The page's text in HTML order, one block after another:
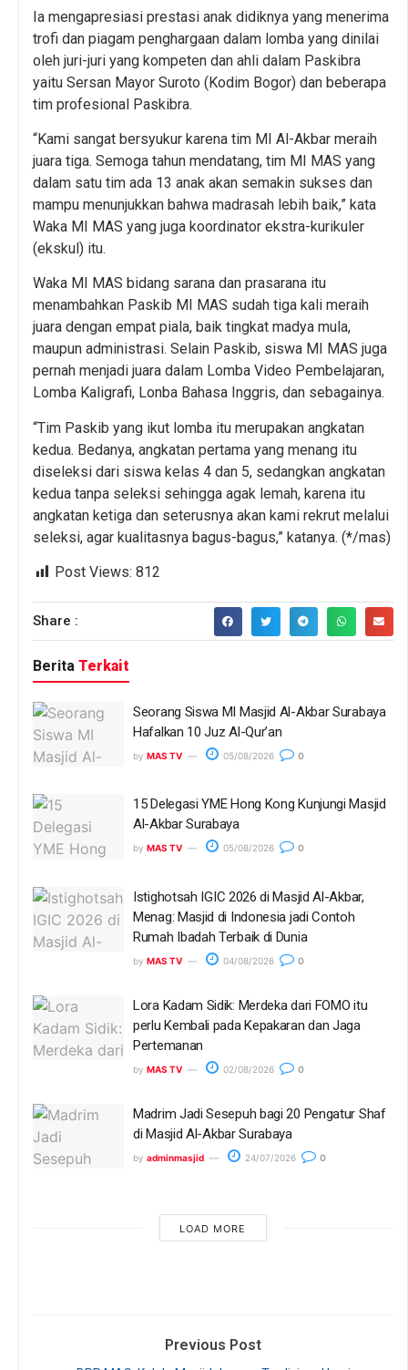
Ia mengapresiasi prestasi anak didiknya yang menerima
trofi dan piagam penghargaan dalam lomba yang dinilai
oleh juri-juri yang kompeten dan ahli dalam Paskibra
yaitu Sersan Mayor Suroto (Kodim Bogor) dan beberapa
tim profesional Paskibra.
“Kami sangat bersyukur karena tim MI Al-Akbar meraih
juara tiga. Semoga tahun mendatang, tim MI MAS yang
dalam satu tim ada 13 anak akan semakin sukses dan
mampu menunjukkan bahwa madrasah lebih baik,” kata
Waka MI MAS yang juga koordinator ekstra-kurikuler
(ekskul) itu.
Waka MI MAS bidang sarana dan prasarana itu
menambahkan Paskib MI MAS sudah tiga kali meraih
juara dengan empat piala, baik tingkat madya mula,
maupun administrasi. Selain Paskib, siswa MI MAS juga
pernah menjadi juara dalam Lomba Video Pembelajaran,
Lomba Kaligrafi, Lonba Bahasa Inggris, dan sebagainya.
“Tim Paskib yang ikut lomba itu merupakan angkatan
kedua. Bedanya, angkatan pertama yang menang itu
diseleksi dari siswa kelas 4 dan 5, sedangkan angkatan
kedua tanpa seleksi sehingga agak lemah, karena itu
angkatan ketiga dan seterusnya akan kami rekrut melalui
seleksi, agar kualitasnya bagus-bagus,” katanya. (*/mas)
Post Views: 812
Share :
Berita Terkait
Seorang Siswa MI Masjid Al-Akbar Surabaya
Hafalkan 10 Juz Al-Qur’an
by MAS TV 05/08/2026 0
15 Delegasi YME Hong Kong Kunjungi Masjid
Al-Akbar Surabaya
by MAS TV 05/08/2026 0
Istighotsah IGIC 2026 di Masjid Al-Akbar,
Menag: Masjid di Indonesia jadi Contoh
Rumah Ibadah Terbaik di Dunia
by MAS TV 04/08/2026 0
Lora Kadam Sidik: Merdeka dari FOMO itu
perlu Kembali pada Kepakaran dan Jaga
Pertemanan
by MAS TV 02/08/2026 0
Madrim Jadi Sesepuh bagi 20 Pengatur Shaf
di Masjid Al-Akbar Surabaya
by adminmasjid 24/07/2026 0
LOAD MORE
Previous Post